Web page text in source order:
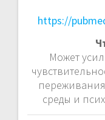
https://
Может
среды и